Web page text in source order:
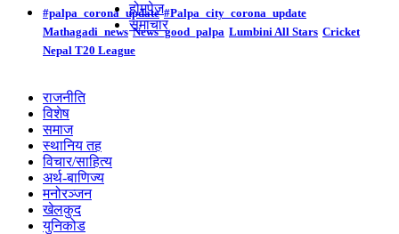
#palpa_corona_update #Palpa_city_corona_update
Mathagadi_news News_good_palpa Lumbini All Stars Cricket
Nepal T20 League
होमपेज
समाचार
राजनीति
विशेष
समाज
स्थानिय तह
विचार/साहित्य
अर्थ-बाणिज्य
मनोरञ्जन
खेलकुद
युनिकोड